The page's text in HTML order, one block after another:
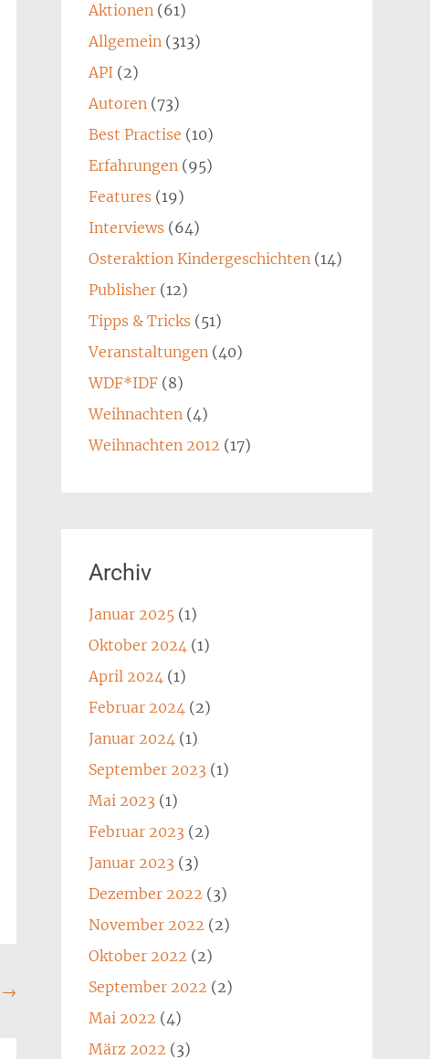
→
Aktionen(61)
Allgemein(313)
API(2)
Autoren(73)
Best Practise (10)
Erfahrungen(95)
Features (19)
Interviews (64)
Osteraktion Kindergeschichten(14)
Publisher(12)
Tipps & Tricks (51)
Veranstaltungen(40)
WDF*IDF(8)
Weihnachten(4)
Weihnachten 2012 (17)
Archiv
Januar 2025(1)
Oktober 2024(1)
April 2024(1)
Februar 2024(2)
Januar 2024(1)
September 2023 (1)
Mai 2023 (1)
Februar 2023 (2)
Januar 2023 (3)
Dezember 2022 (3)
November 2022 (2)
Oktober 2022 (2)
September 2022 (2)
Mai 2022 (4)
März 2022 (3)